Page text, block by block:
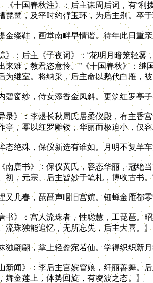
《十国春秋注》：后主诔周后词，有“利
琵琶，及平时约臂玉环，为后主别。卒
缕鞋，画堂南畔早情谐。待年此日重亲
后主《子夜词》：“花明月暗笼轻雾
来难，教君恣意怜。”《十国春秋》：
为继室。将纳采，后主命以鹅代白雁，
纱，侍女添香金凤斜。更筑红罗亭子
》：李煜长秋周氏居柔仪殿，有主香宫
亭，幂以红罗雕镂，华丽而极迫小，仅
殊，保仪新选有谁如。月明不复羊车
唐书》：保仪黄氏，容态华丽，冠绝当
初，元宗、后主皆妙于笔札，博收古书
几春，琵琶声咽旧宫嫔。钿蝉金雁都零
：宫人流珠者，性聪慧，工琵琶。昭
流珠独能追忆，无所忘失，后主大喜。〗
翩翩，掌上轻盈宛若仙。学得织织新月
闻》：李后主宫嫔窅娘，纤丽善舞。后
舞金莲上，体势回旋，有凌波之态。〗